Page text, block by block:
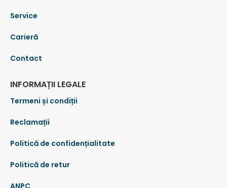
Service
Carieră
Contact
INFORMAȚII LEGALE
Termeni și condiții
Reclamații
Politică de confidențialitate
Politică de retur
ANPC